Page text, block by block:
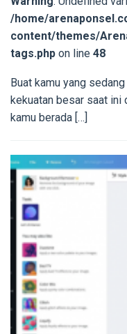
/home/
content/themes/
tags.php on line 48
Buat kamu yang
kekuatan besar saat
kamu berada […]